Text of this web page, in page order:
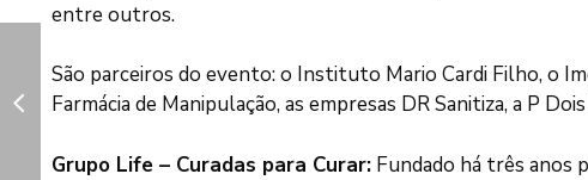
entre outros.
São parceiros do evento: o Instituto Mario Cardi Filho, o
Farmácia de Manipulação, as empresas DR Sanitiza, a P
Grupo Life – Curadas para Curar:Fundado há três anos